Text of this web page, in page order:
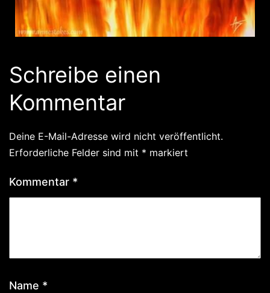
Schreibe einen
Kommentar
Deine E-Mail-Adresse wird nicht veröffentlicht.
Erforderliche Felder sind mit * markiert
Kommentar *
Name *